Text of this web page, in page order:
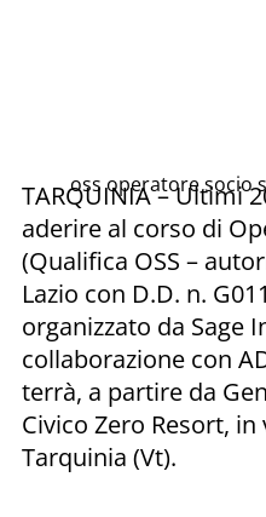
oss operatore socio
TARQUINIA – Ultimi
aderire al corso di
(Qualifica OSS –
Lazio con D.D. n.
organizzato da Sage
collaborazione con
terrà, a partire da
Civico Zero Resort,
Tarquinia (Vt).